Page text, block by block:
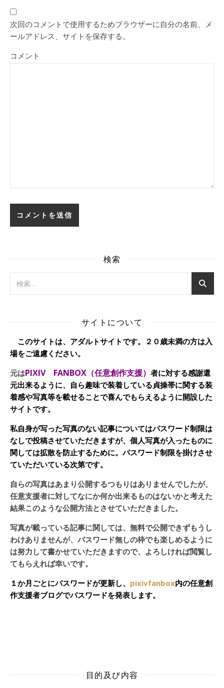
次回のコメントで使用するためブラウザーに自分の名前、メ
ールアドレス、サイトを保存する。
コメント
検索
サイトについて
このサイトは、アダルトサイトです。２０歳未満の方は入
場をご遠慮ください。
元はPIXIV FANBOX（任意創作支援） 者に対する感謝還
元出来るように、自ら趣味で装着している貞操帯に関する装
着感や写真等を載せることで喜んでもらえるように開設した
サイトです。
私自身が写った写真のない記事についてはパスワード制限は
なしで投稿させていただきますが、個人写真が入ったものに
関しては拡散を防止するために。パスワード制限を掛けさせ
ていただいている次第です。
自らの写真はあまり公開するつもりはありませんでしたが、
任意支援者に対してなにか何か出来るものはないかと考えた
結果このような公開方法とさせていただきました。
写真が載っている記事に関しては、無料で公開できずもうし
わけありませんが、パスワード無しの枠でも楽しめるように
は努力して書かせていただきますので、よろしければ閲覧し
てもらえれば幸いです。
１か月ごとにパスワードが更新し、 pixivfanbox内の任意創
作支援者ブログでパスワードを発表します。
目的及び内容